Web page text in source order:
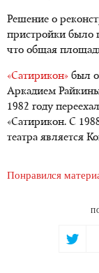
Решение о
пристройки было
что общая
«Сатирикон» был
Аркадием
1982 году
«Сатирикон. С
театра является
Понравился